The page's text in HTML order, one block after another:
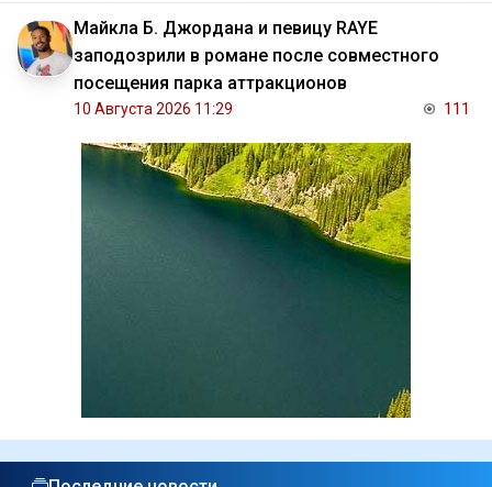
Майкла Б. Джордана и певицу RAYE
заподозрили в романе после совместного
посещения парка аттракционов
10 Августа 2026 11:29 111